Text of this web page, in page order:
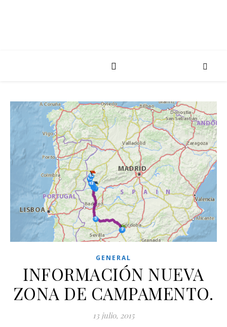
GENERAL
INFORMACIÓN NUEVA
ZONA DE CAMPAMENTO.
13 julio, 2015